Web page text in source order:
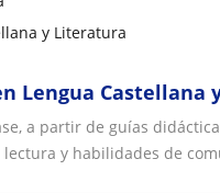
y Literatura
Lengua Castellana
a partir de guías
y habilidades de